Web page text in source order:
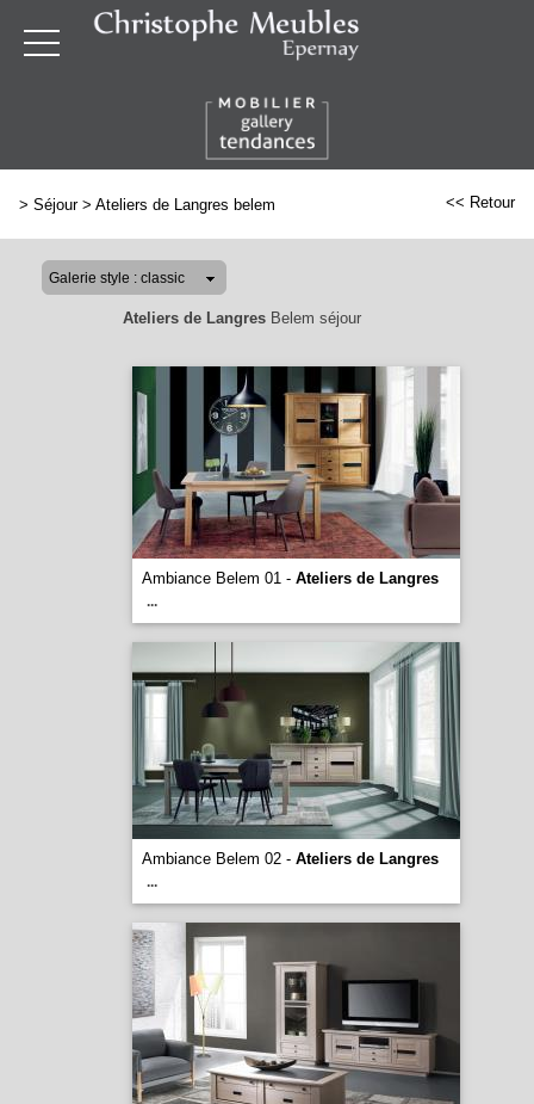
> Séjour> Ateliers de Langres belem << Retour
Ateliers de LangresBelem séjour
Ambiance Belem 01 - Ateliers de Langres
...
Ambiance Belem 02 - Ateliers de Langres
...